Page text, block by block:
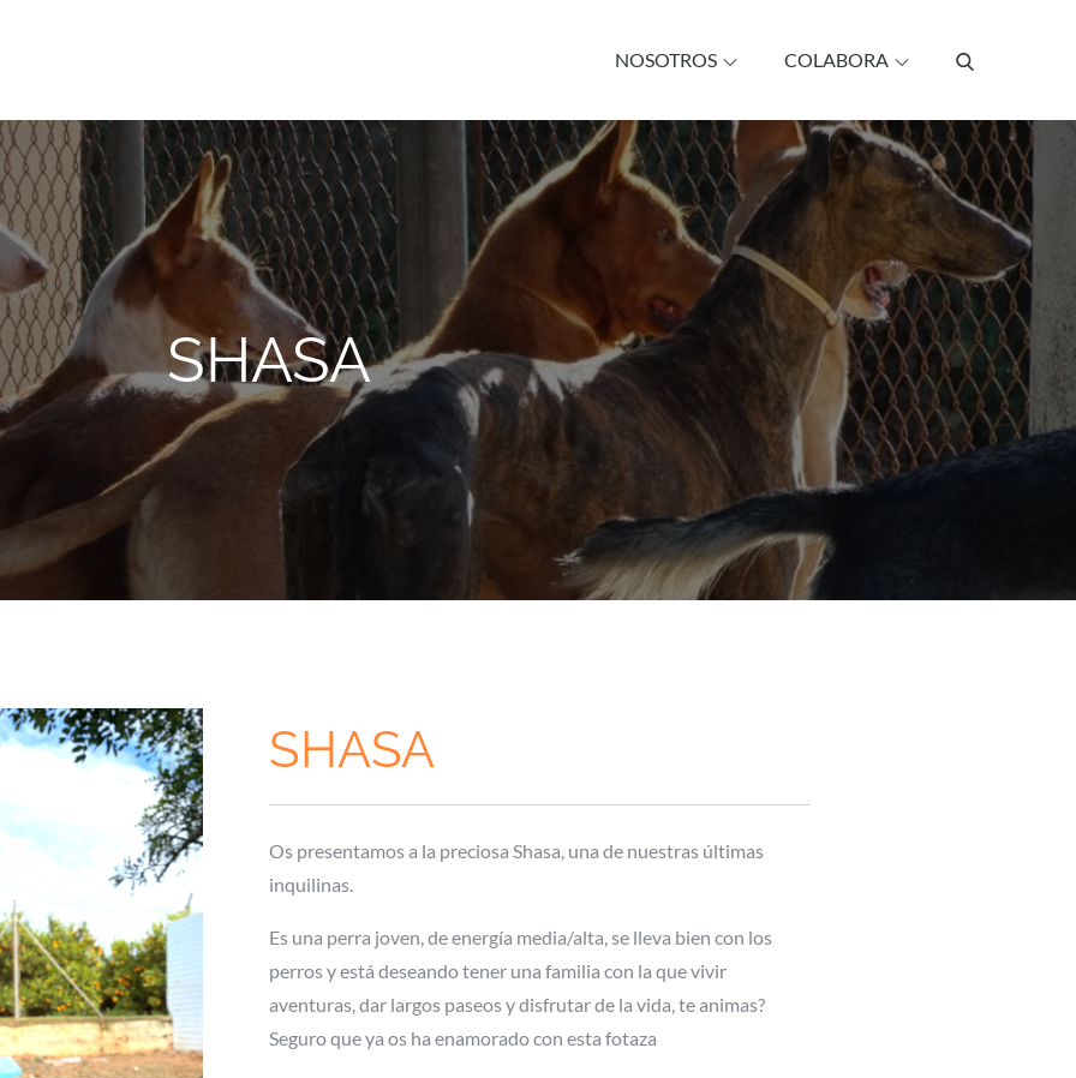
NOSOTROS COLABORA
SHASA
SHASA
Os presentamos a la preciosa Shasa, una de nuestras últimas
inquilinas.
Es una perra joven, de energía media/alta, se lleva bien con los
perros y está deseando tener una familia con la que vivir
aventuras, dar largos paseos y disfrutar de la vida, te animas?
Seguro que ya os ha enamorado con esta fotaza